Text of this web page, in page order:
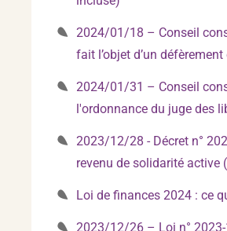
2024/01/18 – Conseil
fait l’objet d’un
2024/01/31 – Conseil
l'ordonnance du juge des
2023/12/28 - Décret n°
revenu de solidarité active
Loi de finances 2024 : ce
2023/12/26 – Loi n°